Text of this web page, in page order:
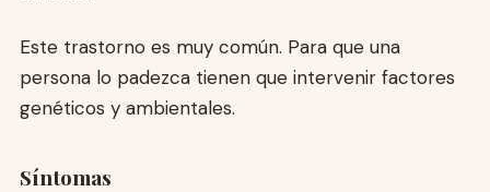
Este trastorno es muy común. Para que una
persona lo padezca tienen que intervenir factores
genéticos y ambientales.
Síntomas